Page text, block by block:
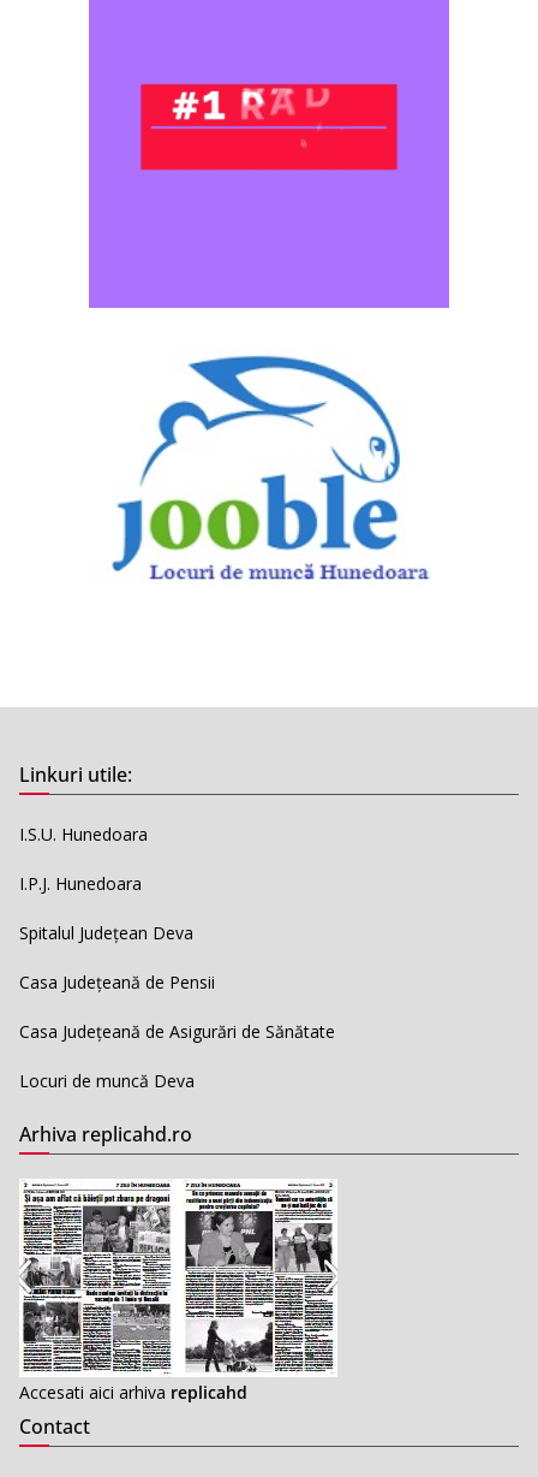
Linkuri utile:
I.S.U. Hunedoara
I.P.J. Hunedoara
Spitalul Județean Deva
Casa Județeană de Pensii
Casa Județeană de Asigurări de Sănătate
Locuri de muncă Deva
Arhiva replicahd.ro
Accesati aici arhiva replicahd
Contact